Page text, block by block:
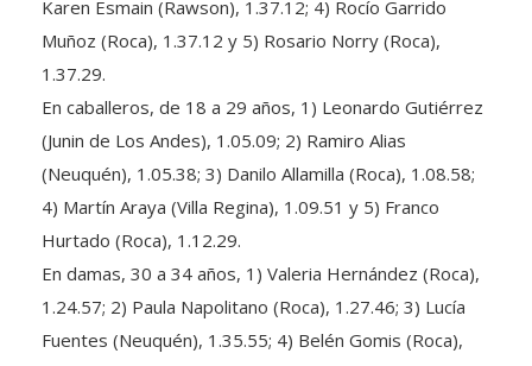
Muñoz (Roca), 1.37.12 y 5) Rosario Norry (Roca),
1.37.29.
En caballeros, de 18 a 29 años, 1) Leonardo Gutiérrez
(Junin de Los Andes), 1.05.09; 2) Ramiro Alias
(Neuquén), 1.05.38; 3) Danilo Allamilla (Roca), 1.08.58;
4) Martín Araya (Villa Regina), 1.09.51 y 5) Franco
Hurtado (Roca), 1.12.29.
En damas, 30 a 34 años, 1) Valeria Hernández (Roca),
1.24.57; 2) Paula Napolitano (Roca), 1.27.46; 3) Lucía
Fuentes (Neuquén), 1.35.55; 4) Belén Gomis (Roca),
1.36.03 y 5) María Eugenia Godoy (Roca), 1.38.03.